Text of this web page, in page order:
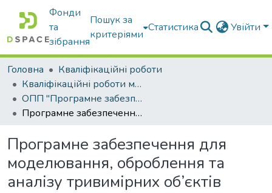
Фонди
та
зібрання
Пошук за
критеріями
Статистика Увійти
Головна
Кваліфікаційні роботи
Кваліфікаційні роботи магістрів
ОПП "Програмне забезпечення інформаційних систем"
Програмне забезпечення для моделювання, оброблення та аналізу тривимірних об’єктів
Програмне забезпечення для
моделювання, оброблення та
аналізу тривимірних об’єктів